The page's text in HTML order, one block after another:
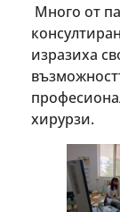
Много от
изразиха
хирурзи.